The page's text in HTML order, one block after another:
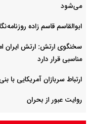
می‌شود
ابوالقاسم قاسم زاده
سخنگوی ارتش: ارتش ایران
مناسبی قرار دارد
ارتباط سربازان آمریکایی با
روایت عبور از بحران
ایران را همه مردم نگه